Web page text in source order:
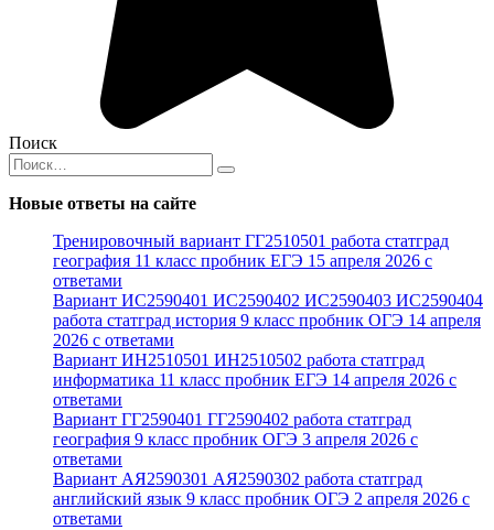
Поиск
Search
for:
Новые ответы на сайте
Тренировочный вариант ГГ2510501 работа статград
география 11 класс пробник ЕГЭ 15 апреля 2026 с
ответами
Вариант ИС2590401 ИС2590402 ИС2590403 ИС2590404
работа статград история 9 класс пробник ОГЭ 14 апреля
2026 с ответами
Вариант ИН2510501 ИН2510502 работа статград
информатика 11 класс пробник ЕГЭ 14 апреля 2026 с
ответами
Вариант ГГ2590401 ГГ2590402 работа статград
география 9 класс пробник ОГЭ 3 апреля 2026 с
ответами
Вариант АЯ2590301 АЯ2590302 работа статград
английский язык 9 класс пробник ОГЭ 2 апреля 2026 с
ответами